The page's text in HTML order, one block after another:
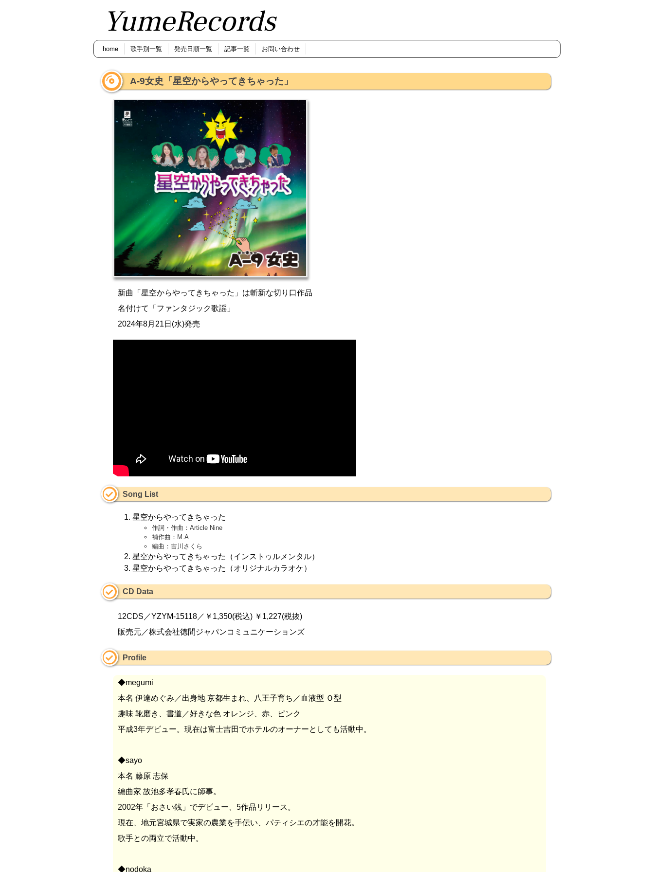
YumeRecords
home 歌手別一覧 発売日順一覧 記事一覧 お問い合わせ
A-9女史「星空からやってきちゃった」
新曲「星空からやってきちゃった」は斬新な切り口作品
名付けて「ファンタジック歌謡」
2024年8月21日(水)発売
Song List
星空からやってきちゃった
作詞・作曲：Article Nine
補作曲：M.A
編曲：吉川さくら
星空からやってきちゃった（インストゥルメンタル）
星空からやってきちゃった（オリジナルカラオケ）
CD Data
12CDS／YZYM-15118／￥1,350(税込) ￥1,227(税抜)
販売元／株式会社徳間ジャパンコミュニケーションズ
Profile
◆megumi
本名 伊達めぐみ／出身地 京都生まれ、八王子育ち／血液型 Ｏ型
趣味 靴磨き、書道／好きな色 オレンジ、赤、ピンク
平成3年デビュー。現在は富士吉田でホテルのオーナーとしても活動中。
◆sayo
本名 藤原 志保
編曲家 故池多孝春氏に師事。
2002年「おさい銭」でデビュー、5作品リリース。
現在、地元宮城県で実家の農業を手伝い、パティシエの才能を開花。
歌手との両立で活動中。
◆nodoka